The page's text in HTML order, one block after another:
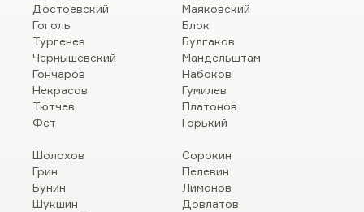
Достоевский
Гоголь
Тургенев
Чернышевский
Гончаров
Некрасов
Тютчев
Фет
Маяковский
Блок
Булгаков
Мандельштам
Набоков
Гумилев
Платонов
Горький
Шолохов
Грин
Бунин
Шукшин
Сорокин
Пелевин
Лимонов
Довлатов